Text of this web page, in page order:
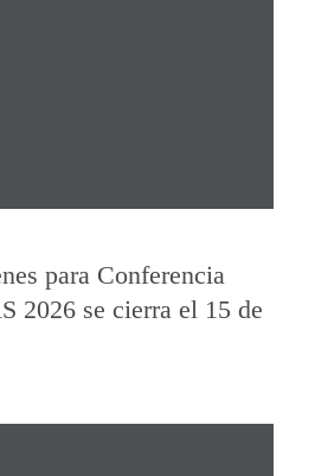
para Conferencia
2026 se cierra el 15 de